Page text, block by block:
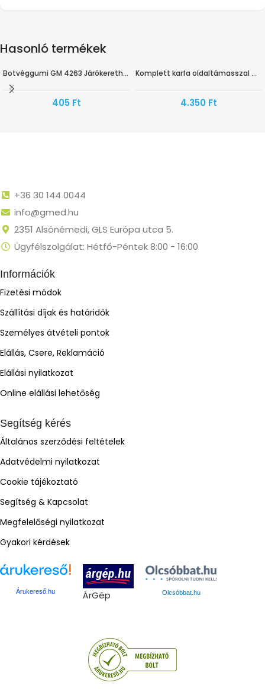
Hasonló termékek
Botvéggumi GM 4263 Járókerethez
405 Ft
Komplett karfa oldaltámasszal GM 4200 kerekesszékhez
4.350 Ft
+36 30 144 0044
info@gmed.hu
2351 Alsónémedi, GLS Európa utca 5.
Ügyfélszolgálat: Hétfő-Péntek 8:00 - 16:00
Információk
Fizetési módok
Szállítási díjak és határidők
Személyes átvételi pontok
Elállás, Csere, Reklamáció
Elállási nyilatkozat
Online elállási lehetőség
Segítség kérés
Általános szerződési feltételek
Adatvédelmi nyilatkozat
Cookie tájékoztató
Segítség & Kapcsolat
Megfelelőségi nyilatkozat
Gyakori kérdések
Árukereső.hu ÁrGép Olcsóbbat.hu